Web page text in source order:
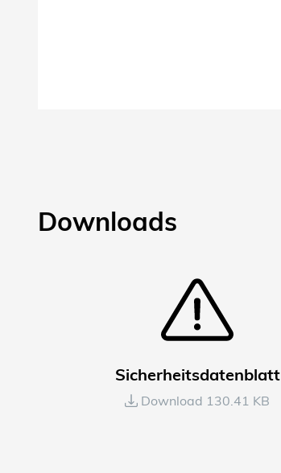
Downloads
Sicherheitsdatenblatt
Download 130.41 KB